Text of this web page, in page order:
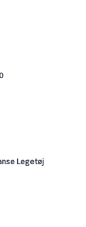
Legetøj